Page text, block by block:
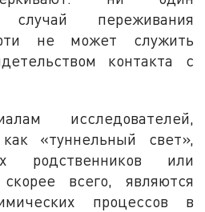
случай переживания
не может служить
контакта с
исследователей,
«туннельный свет»,
родственников или
всего, являются
процессов в